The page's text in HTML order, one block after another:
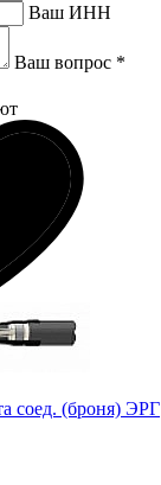
Ваш ИНН
Ваш вопрос *
соед. (броня) ЭРГ